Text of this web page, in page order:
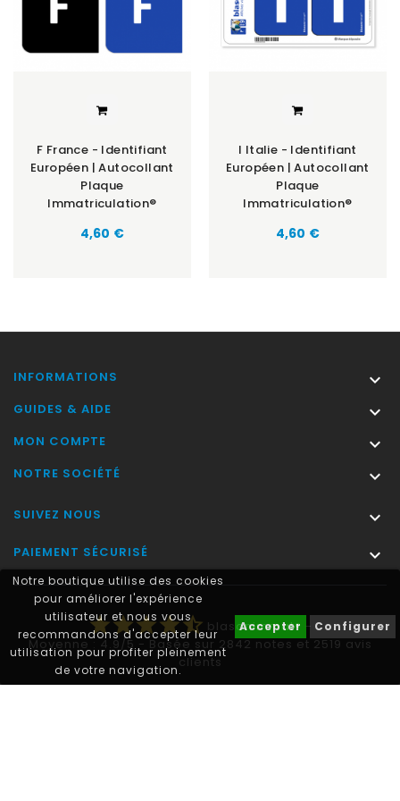
Notre boutique utilise des cookies
pour améliorer l'expérience
utilisateur et nous vous
recommandons d'accepter leur
utilisation pour profiter pleinement
de votre navigation.
Accepter Configurer
F France - Identifiant
Européen | Autocollant
Plaque
Immatriculation®
Prix
4,60 €
I Italie - Identifiant
Européen | Autocollant
Plaque
Immatriculation®
Prix
4,60 €
INFORMATIONS 
GUIDES & AIDE 
MON COMPTE 
NOTRE SOCIÉTÉ 
SUIVEZ NOUS 
PAIEMENT SÉCURISÉ 
starstarstarstarstar_half blasonimmat® -
Moyenne :4.9/5- Basée sur 2842notes et2519avis
clients